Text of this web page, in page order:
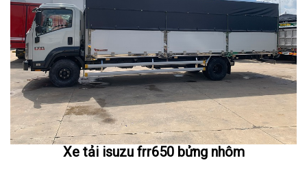
Xe tải isuzu frr650 bửng nhôm